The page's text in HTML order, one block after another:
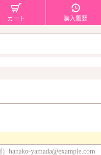
カート 購入履歴